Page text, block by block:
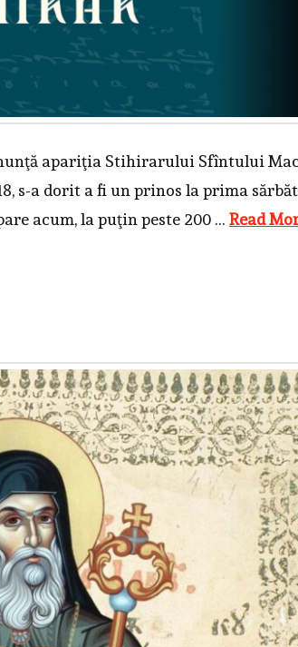
apariţia Stihirarului Sfîntului
s-a dorit a fi un prinos la prima
acum, la puţin peste 200 … Read